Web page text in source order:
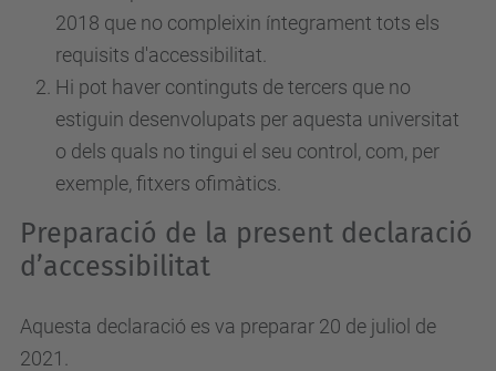
2018 que no compleixin íntegrament tots els
requisits d'accessibilitat.
Hi pot haver continguts de tercers que no
estiguin desenvolupats per aquesta universitat
o dels quals no tingui el seu control, com, per
exemple, fitxers ofimàtics.
Preparació de la present declaració
d’accessibilitat
Aquesta declaració es va preparar 20 de juliol de
2021.